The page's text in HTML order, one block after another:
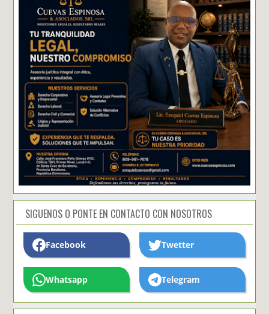
SIGUENOS O PONTE EN CONTACTO CON NOSOTROS
Facebook Twetter
Whatsapp Telegram